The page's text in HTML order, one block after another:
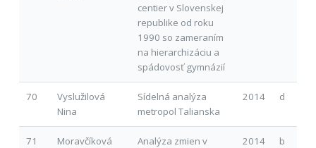
centier v Slovenskej
republike od roku
1990 so zameraním
na hierarchizáciu a
spádovosť gymnázií
70
Vyslužilová
Nina
Sídelná analýza
metropol Talianska
2014 d
71
Moravčíková
Analýza zmien v
2014 b